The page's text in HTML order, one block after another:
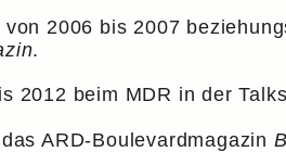
2006 bis 2007
.
2012 beim MDR in der
ARD-Boulevardmagazin